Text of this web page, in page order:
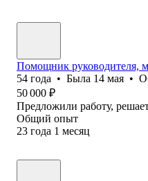
Помощник руководителя,
54 года • Была 14 мая •
50 000 ₽
Предложили работу,
Общий опыт
23 года 1 месяц